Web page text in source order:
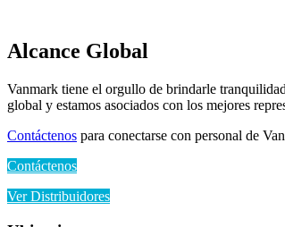
Alcance Global
Vanmark tiene el orgullo de brindarle
global y estamos asociados con los mejores
Contáctenos para conectarse con personal de
Contáctenos
Ver Distribuidores